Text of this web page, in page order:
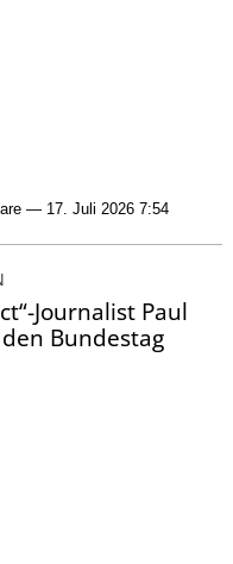
— 17. Juli 2026 7:54
Journalist Paul
Bundestag